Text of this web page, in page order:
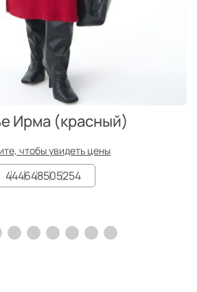
Ирма (красный)
чтобы увидеть цены
444648505254